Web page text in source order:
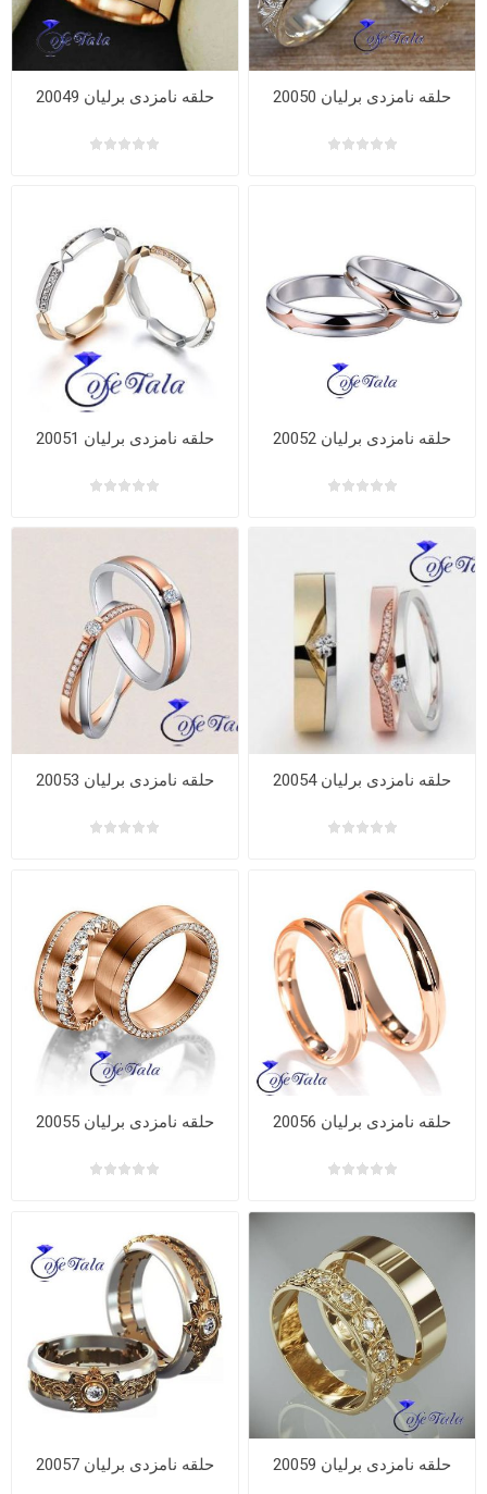
حلقه نامزدی برلیان 20049 حلقه نامزدی برلیان 20050
حلقه نامزدی برلیان 20051 حلقه نامزدی برلیان 20052
حلقه نامزدی برلیان 20053 حلقه نامزدی برلیان 20054
حلقه نامزدی برلیان 20055 حلقه نامزدی برلیان 20056
حلقه نامزدی برلیان 20057 حلقه نامزدی برلیان 20059